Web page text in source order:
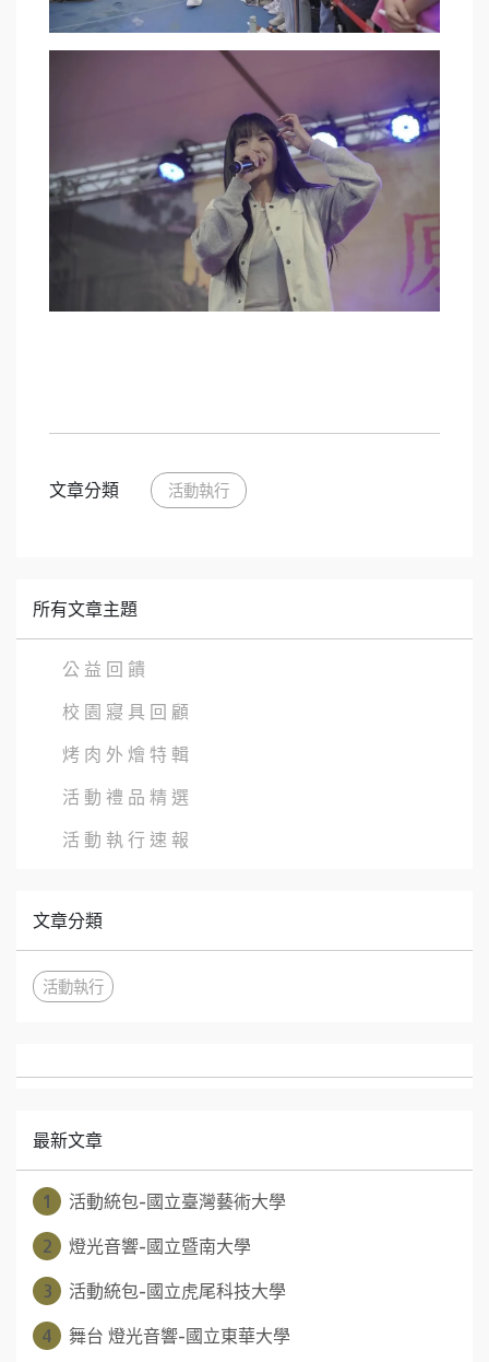
文章分類 活動執行
所有文章主題
公 益 回 饋
校 園 寢 具 回 顧
烤 肉 外 燴 特 輯
活 動 禮 品 精 選
活 動 執 行 速 報
文章分類
活動執行
最新文章
1
活動統包-國立臺灣藝術大學
2
燈光音響-國立暨南大學
3
活動統包-國立虎尾科技大學
4
舞台 燈光音響-國立東華大學